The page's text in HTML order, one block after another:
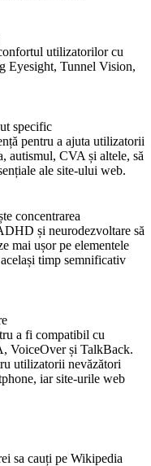
utilizatorilor cu
Eyesight, Tunnel Vision,
specific
pentru a ajuta utilizatorii
autismul, CVA și altele, să
ale site-ului web.
concentrarea
și neurodezvoltare să
mai ușor pe elementele
timp semnificativ
a fi compatibil cu
VoiceOver și TalkBack.
utilizatorii nevăzători
iar site-urile web
sa cauți pe Wikipedia